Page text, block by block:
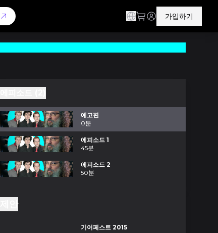
가입하기
예고편
0분
에피소드 1
45분
에피소드 2
50분
기어페스트 2015